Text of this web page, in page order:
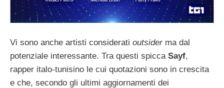
Vi sono anche artisti considerati outsiderma dal
potenziale interessante. Tra questi spicca Sayf,
rapper italo-tunisino le cui quotazioni sono in crescita
e che, secondo gli ultimi aggiornamenti dei